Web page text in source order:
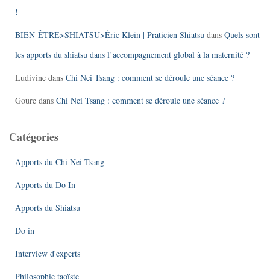
!
BIEN-ÊTRE>SHIATSU>Éric Klein | Praticien Shiatsu dans Quels sont
les apports du shiatsu dans l’accompagnement global à la maternité ?
Ludivine dans Chi Nei Tsang : comment se déroule une séance ?
Goure dans Chi Nei Tsang : comment se déroule une séance ?
Catégories
Apports du Chi Nei Tsang
Apports du Do In
Apports du Shiatsu
Do in
Interview d'experts
Philosophie taoïste